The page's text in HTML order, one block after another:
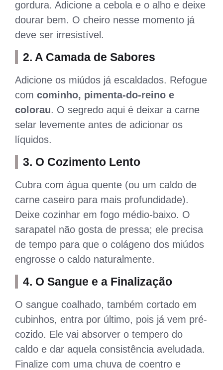
gordura. Adicione a cebola e o alho e deixe
dourar bem. O cheiro nesse momento já
deve ser irresistível.
2. A Camada de Sabores
Adicione os miúdos já escaldados. Refogue
com cominho, pimenta-do-reino e
colorau. O segredo aqui é deixar a carne
selar levemente antes de adicionar os
líquidos.
3. O Cozimento Lento
Cubra com água quente (ou um caldo de
carne caseiro para mais profundidade).
Deixe cozinhar em fogo médio-baixo. O
sarapatel não gosta de pressa; ele precisa
de tempo para que o colágeno dos miúdos
engrosse o caldo naturalmente.
4. O Sangue e a Finalização
O sangue coalhado, também cortado em
cubinhos, entra por último, pois já vem pré-
cozido. Ele vai absorver o tempero do
caldo e dar aquela consistência aveludada.
Finalize com uma chuva de coentro e